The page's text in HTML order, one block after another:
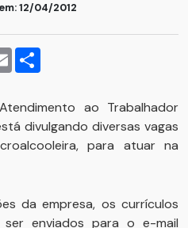
12/04/2012
Email
ao Trabalhador
divulgando diversas vagas
para atuar na
da empresa, os currículos
enviados para o e-mail